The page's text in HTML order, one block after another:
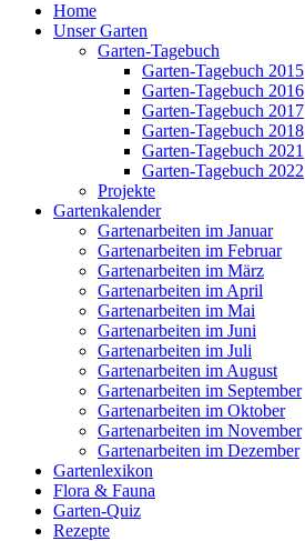
Home
Unser Garten
Garten-Tagebuch
Garten-Tagebuch 2015
Garten-Tagebuch 2016
Garten-Tagebuch 2017
Garten-Tagebuch 2018
Garten-Tagebuch 2021
Garten-Tagebuch 2022
Projekte
Gartenkalender
Gartenarbeiten im Januar
Gartenarbeiten im Februar
Gartenarbeiten im März
Gartenarbeiten im April
Gartenarbeiten im Mai
Gartenarbeiten im Juni
Gartenarbeiten im Juli
Gartenarbeiten im August
Gartenarbeiten im September
Gartenarbeiten im Oktober
Gartenarbeiten im November
Gartenarbeiten im Dezember
Gartenlexikon
Flora & Fauna
Garten-Quiz
Rezepte